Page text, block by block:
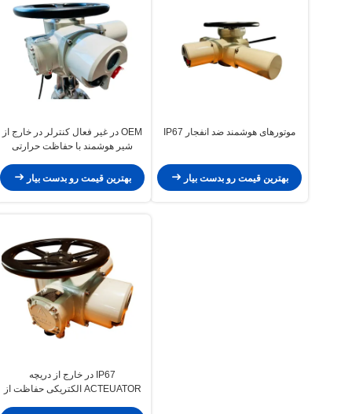
موتورهای هوشمند ضد انفجار IP67
بهترین قیمت رو بدست بیار
OEM در غیر فعال کنترلر در خارج از
شیر هوشمند با حفاظت حرارتی
بهترین قیمت رو بدست بیار
IP67 در خارج از دریچه
ACTEUATOR الکتریکی حفاظت از